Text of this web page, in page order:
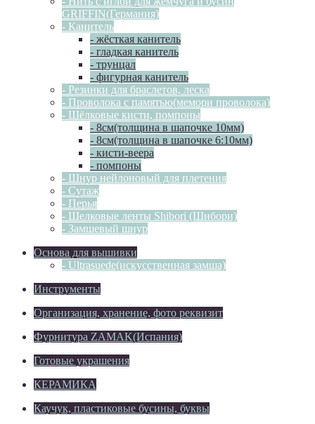
GRIFFIN(Германия)
- Канитель
- жёсткая канитель
- гладкая канитель
- трунцал
- фигурная канитель
- Резинки для браслетов, леска
- Проволока с памятью(мемори проволока)
- Шёлковые кисти, помпоны
- 8см(толщина в шапочке 10мм)
- 8см(толщина в шапочке 6:10мм)
- кисти-веера
- помпоны
- Шнур нейлоновый для плетения
- Сутаж
- Перья
- Шелковые ленты Shibori (Шибори)
- Замшевый шнур
Основа для вышивки
- Ultrasuede(искусственная замша)
Инструменты
Организация, хранение, фото реквизит
Фурнитура ZAMAK(Испания)
Готовые украшения
КЕРАМИКА
Каучук, пластиковые бусины, буквы